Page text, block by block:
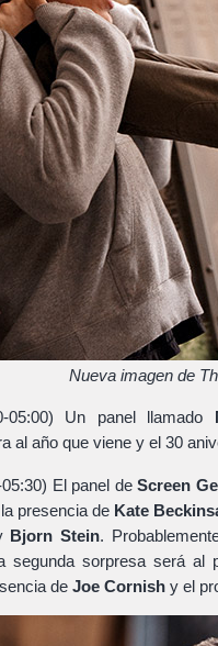
Nueva imagen de
05:00) Un panel llamado
al año que viene y el 30
05:30) El panel deScreen
presencia de Kate
Bjorn Stein.
segunda sorpresa será
de Joe Cornishy el